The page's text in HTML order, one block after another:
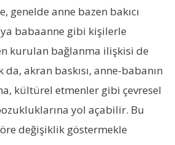
genelde anne bazen bakıcı
babaanne gibi kişilerle
kurulan bağlanma ilişkisi de
akran baskısı, anne-babanın
kültürel etmenler gibi çevresel
yol açabilir. Bu
değişiklik göstermekle